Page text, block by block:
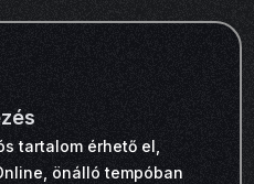
tartalom érhető el,
önálló tempóban